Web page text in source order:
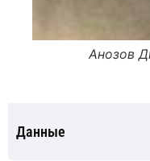
Анозов
Данные